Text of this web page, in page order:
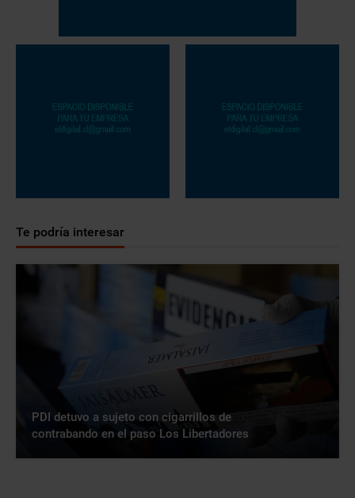
Te podría interesar
PDI detuvo a sujeto con cigarrillos de
contrabando en el paso Los Libertadores